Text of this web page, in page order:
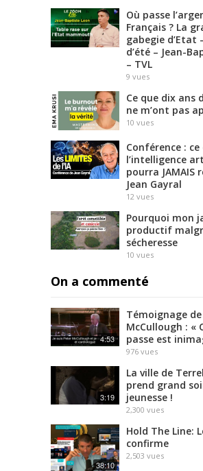
Où passe
Français ? La
gabegie d’Etat
d’été – Jean-
– TVL
9 vues
Ce que dix ans
ne m’ont pas
10 vues
Conférence : ce
l’intelligence
pourra JAMAIS
Jean Gayral
12 vues
Pourquoi mon
productif
sécheresse
10 vues
On a commenté
4:53
Témoignage
McCullough : «
passe est
976 vues
3:19
La ville de
prend grand
jeunesse !
2,300 vues
38:10
Hold The Line:
confirme
2,503 vues